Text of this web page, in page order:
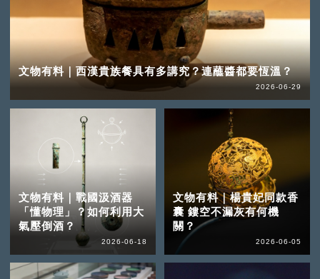
文物有料｜西漢貴族餐具有多講究？連蘸醬都要恆溫？
2026-06-29
文物有料｜戰國汲酒器
「懂物理」？如何利用大
氣壓倒酒？
2026-06-18
文物有料｜楊貴妃同款香
囊 鏤空不漏灰有何機
關？
2026-06-05